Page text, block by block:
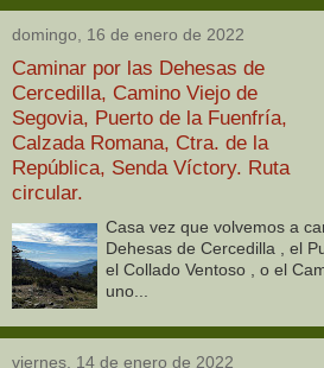
domingo, 16 de enero de 2022
Caminar por las Dehesas de
Cercedilla, Camino Viejo de
Segovia, Puerto de la Fuenfría,
Calzada Romana, Ctra. de la
República, Senda Víctory. Ruta
circular.
Casa vez que volvemos a
Dehesas de Cercedilla , el
el Collado Ventoso , o el
uno...
viernes, 14 de enero de 2022